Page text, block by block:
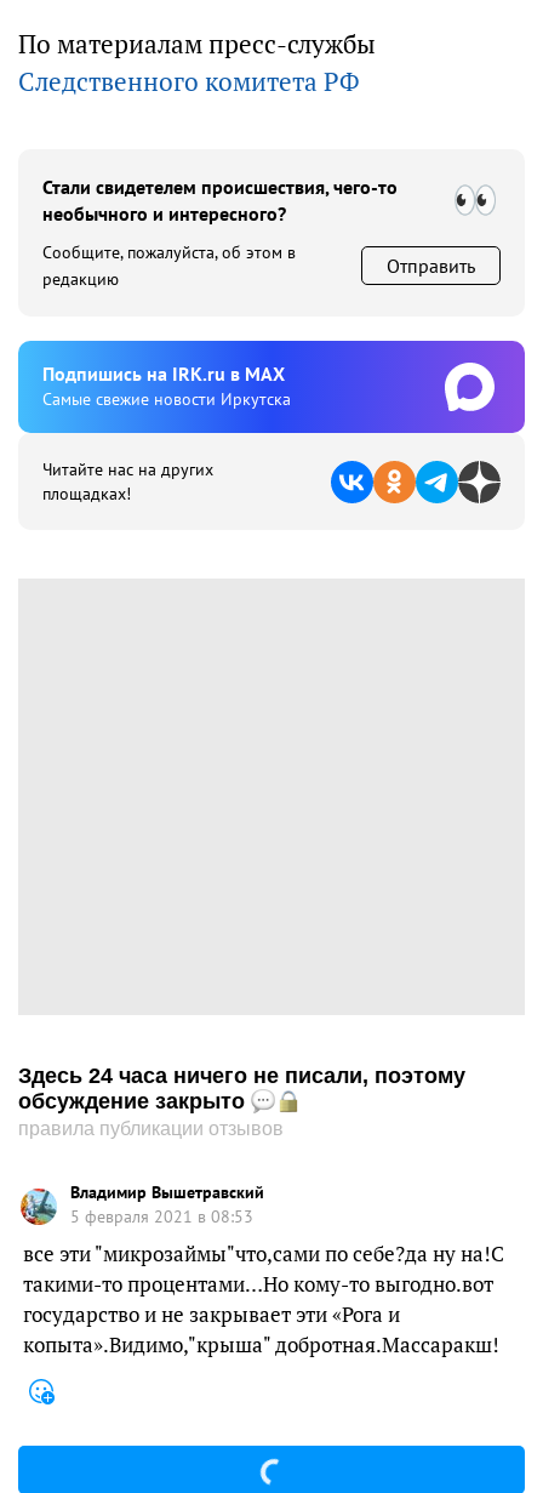
По материалам пресс-службы
Следственного комитета РФ
Стали свидетелем происшествия, чего-то
необычного и интересного?
Сообщите, пожалуйста, об этом в
редакцию
Отправить
Подпишиcь на IRK.ru в MAX
Cамые свежие новости Иркутска
Читайте нас на других
площадках!
Здесь 24 часа ничего не писали, поэтому
обсуждение закрыто
правила публикации отзывов
Владимир Вышетравский
5 февраля 2021 в 08:53
все эти "микрозаймы"что,сами по себе?да ну на!С
такими-то процентами…Но кому-то выгодно.вот
государство и не закрывает эти «Рога и
копыта».Видимо,"крыша" добротная.Массаракш!